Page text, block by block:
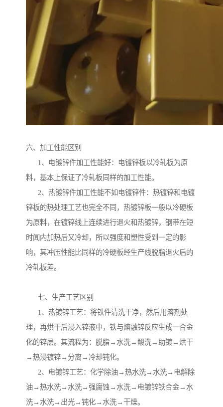
六、加工性能区别
1、电镀锌件加工性能好：电镀锌板以冷轧板为原
料，基本上保证了冷轧板同样的加工性能。
2、热镀锌件加工性能不如电镀锌件：热镀锌和电镀
锌板的热处理工艺也完全不同，热镀锌板一般以冷硬板
为原料，在镀锌线上连续进行退火和热镀锌，钢带在短
时闻内加热后又冷却，所以强度和塑性受到一定的影
响，其冲压性能比同样的冷硬板经生产线脱脂退火后的
冷轧板差。
七、生产工艺区别
1、热镀锌工艺：将铁件清洗干净，然后用溶剂处
理，再烘干后浸入锌液中，铁与熔融锌反应生成一合金
化的锌层。其流程为：脱脂→水洗→酸洗→助镀→烘干
→热浸镀锌→分离→冷却钝化。
2、电镀锌工艺：化学除油→热水洗→水洗→电解除
油→热水洗→水洗→强腐蚀→水洗→电镀锌铁合金→水
洗→水洗→出光→钝化→水洗→干燥。